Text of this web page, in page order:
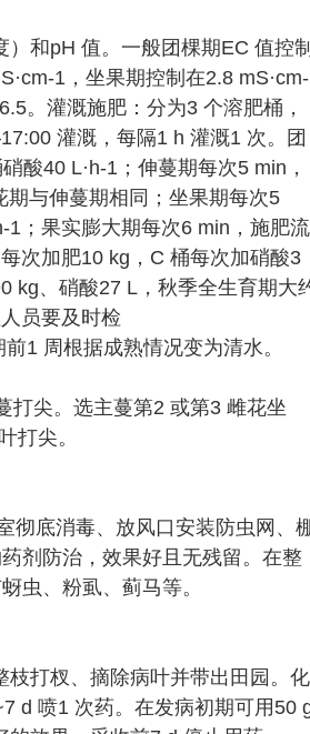
和pH 值。一般团棵期EC 值控
1，坐果期控制在2.8 mS·cm-
。灌溉施肥：分为3 个溶肥桶，
灌溉，每隔1 h 灌溉1 次。团
酸40 L·h-1；伸蔓期每次5 min，
期与伸蔓期相同；坐果期每次5
1；果实膨大期每次6 min，施肥流
次加肥10 kg，C 桶每次加硝酸3
kg、硝酸27 L，秋季全生育期大
员要及时检
1 周根据成熟情况变为清水。
打尖。选主蔓第2 或第3 雌花坐
打尖。
彻底消毒、放风口安装防虫网、
剂防治，效果好且无残留。在整
虫、粉虱、蓟马等。
打杈、摘除病叶并带出田园。化
d 喷1 次药。在发病初期可用50